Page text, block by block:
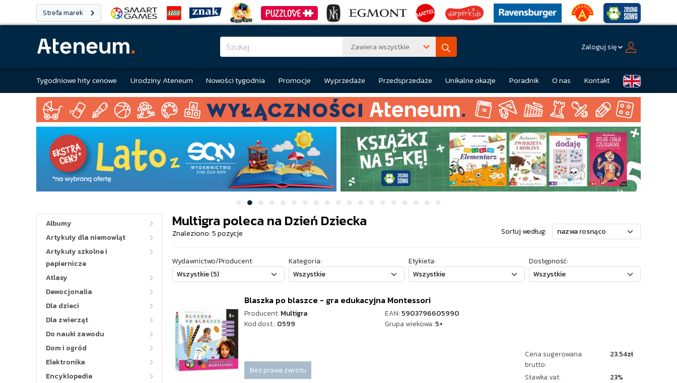
Strefa marek
Zawiera wszystkie Zaloguj się
Tygodniowe hity cenowe Urodziny Ateneum Nowości tygodnia Promocje Wyprzedaże Przedsprzedaże Unikalne okazje Poradnik O nas Kontakt
Albumy
Artykuły dla niemowląt
Artykuły szkolne i
papiernicze
Atlasy
Dewocjonalia
Dla dzieci
Dla zwierząt
Do nauki zawodu
Dom i ogród
Elektronika
Encyklopedie
Multigra poleca na Dzień Dziecka
Znaleziono: 5 pozycje Sortuj według:
Wydawnictwo/Producent: Kategoria: Etykieta: Dostępność:
Blaszka po blaszce - gra edukacyjna Montessori
Producent: Multigra EAN: 5903796605990
Kod dost.: 0599 Grupa wiekowa: 5+
Bez prawa zwrotu
Cena sugerowana
brutto:
23.54zł
Stawka vat: 23%